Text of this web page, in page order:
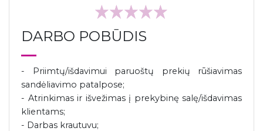
DARBO POBŪDIS
- Priimtų/išdavimui paruoštų prekių rūšiavimas
sandėliavimo patalpose;
- Atrinkimas ir išvežimas į prekybinę salę/išdavimas
klientams;
- Darbas krautuvu;